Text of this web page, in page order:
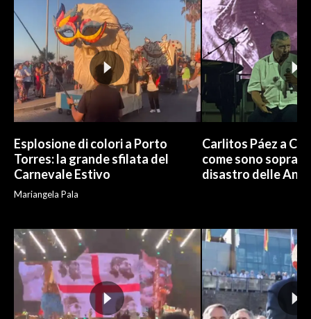
NECROLOGI
PUBBLICITÀ
SPIAGGE
STORE
Esplosione di colori a Porto
Torres: la grande sfilata del
Carnevale Estivo
Mariangela Pala
Carlitos Páez a
come sono
disastro delle